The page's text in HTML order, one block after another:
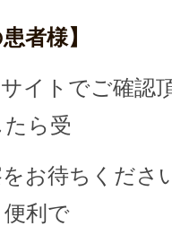
者様】
イトでご確認
ら受
お待ちくださ
利で